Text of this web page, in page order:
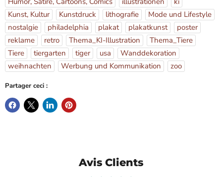
Kunst, Kultur
Kunstdruck lithografie
Mode und Lifestyle
nostalgie
philadelphia plakat plakatkunst
poster
reklame
retro Thema_KI-Illustration
Thema_Tiere
Tiere
tiergarten tiger usa
Wanddekoration
weihnachten
Werbung und Kommunikation zoo
Partager ceci :
Avis Clients